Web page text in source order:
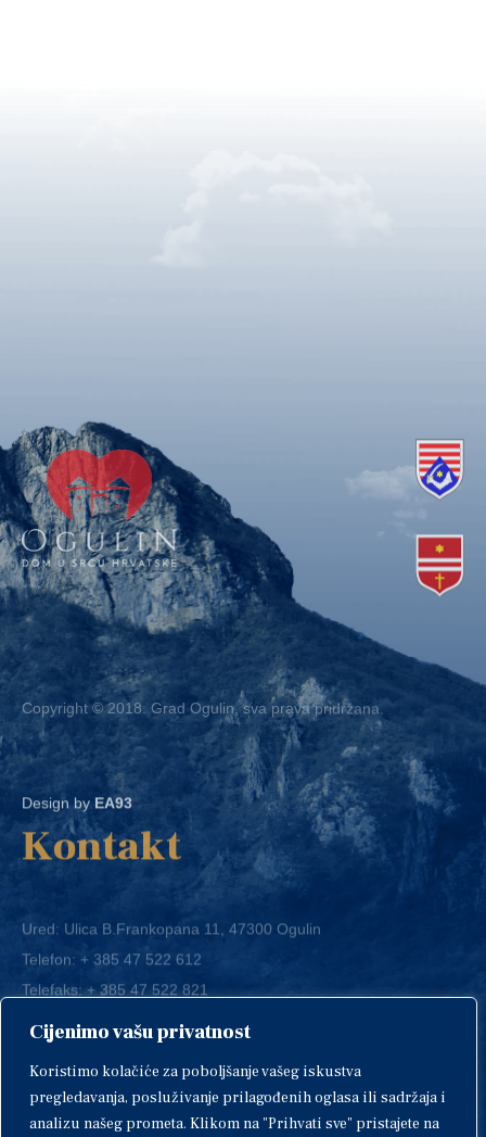
Cijenimo vašu privatnost
Koristimo kolačiće za poboljšanje vašeg iskustva
pregledavanja, posluživanje prilagođenih oglasa ili sadržaja i
analizu našeg prometa. Klikom na "Prihvati sve" pristajete na
Copyright © 2018. Grad Ogulin, sva prava pridržana.
Design byEA93
Kontakt
Ured: Ulica B.Frankopana 11, 47300 Ogulin
Telefon:+ 385 47 522 612
Telefaks:+ 385 47 522 821
E-mail:grad-ogulin@ogulin.hr